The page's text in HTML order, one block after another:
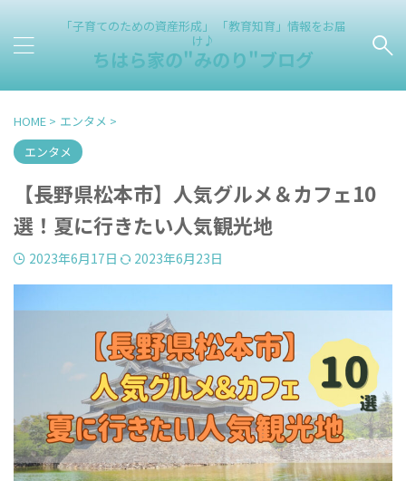
「子育てのための資産形成」 「教育知育」情報をお届
け♪
ちはら家の"みのり"ブログ
HOME > エンタメ >
エンタメ
【長野県松本市】人気グルメ＆カフェ10
選！夏に行きたい人気観光地
2023年6月17日 2023年6月23日